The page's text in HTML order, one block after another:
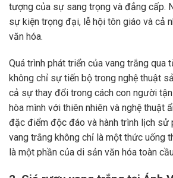
tượng của sự sang trọng và đẳng cấp.
sự kiện trọng đại, lễ hội tôn giáo và cả
văn hóa.
Quá trình phát triển của vang trắng qua
không chỉ sự tiến bộ trong nghệ thuật
cả sự thay đổi trong cách con người
hòa mình với thiên nhiên và nghệ thuật
đặc điểm độc đáo và hành trình lịch sử
vang trắng không chỉ là một thức uống
là một phần của di sản văn hóa toàn